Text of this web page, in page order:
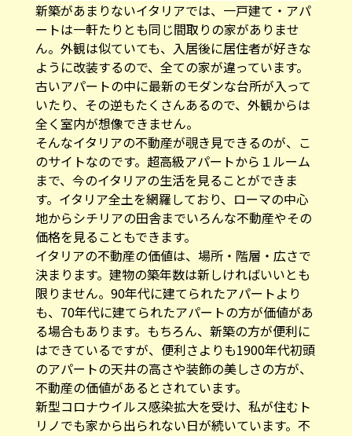
新築があまりないイタリアでは、一戸建て・アパ
ートは一軒たりとも同じ間取りの家がありませ
ん。外観は似ていても、入居後に居住者が好きな
ように改装するので、全ての家が違っています。
古いアパートの中に最新のモダンな台所が入って
いたり、その逆もたくさんあるので、外観からは
全く室内が想像できません。
そんなイタリアの不動産が覗き見できるのが、こ
のサイトなのです。超高級アパートから１ルーム
まで、今のイタリアの生活を見ることができま
す。イタリア全土を網羅しており、ローマの中心
地からシチリアの田舎までいろんな不動産やその
価格を見ることもできます。
イタリアの不動産の価値は、場所・階層・広さで
決まります。建物の築年数は新しければいいとも
限りません。90年代に建てられたアパートより
も、70年代に建てられたアパートの方が価値があ
る場合もあります。もちろん、新築の方が便利に
はできているですが、便利さよりも1900年代初頭
のアパートの天井の高さや装飾の美しさの方が、
不動産の価値があるとされています。
新型コロナウイルス感染拡大を受け、私が住むト
リノでも家から出られない日が続いています。不